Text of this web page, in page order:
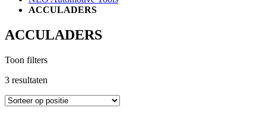
ACCULADERS
ACCULADERS
Toon filters
3 resultaten